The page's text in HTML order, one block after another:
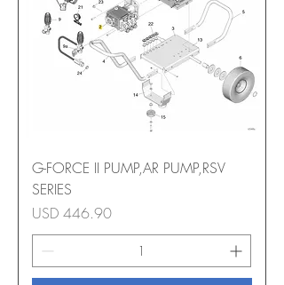
G-FORCE II PUMP,AR PUMP,RSV
SERIES
Precio
USD 446.90